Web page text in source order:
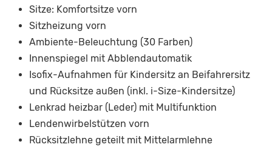
Sitze: Komfortsitze vorn
Sitzheizung vorn
Ambiente-Beleuchtung (30 Farben)
Innenspiegel mit Abblendautomatik
Isofix-Aufnahmen für Kindersitz an Beifahrersitz
und Rücksitze außen (inkl. i-Size-Kindersitze)
Lenkrad heizbar (Leder) mit Multifunktion
Lendenwirbelstützen vorn
Rücksitzlehne geteilt mit Mittelarmlehne